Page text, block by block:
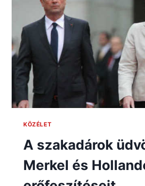
KÖZÉLET
A szakadárok
Merkel és